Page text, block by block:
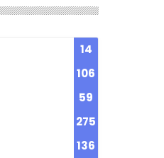
14
106
59
275
136